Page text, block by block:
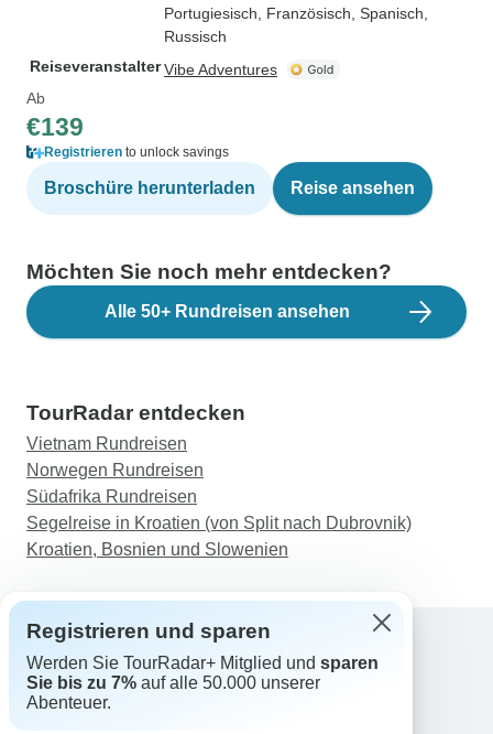
Portugiesisch, Französisch, Spanisch,
Russisch
ReiseveranstalterVibe Adventures
Ab
€139
Registrieren to unlock savings
Broschüre herunterladen Reise ansehen
Möchten Sie noch mehr entdecken?
Alle 50+ Rundreisen ansehen
TourRadar entdecken
Vietnam Rundreisen
Norwegen Rundreisen
Südafrika Rundreisen
Segelreise in Kroatien (von Split nach Dubrovnik)
Kroatien, Bosnien und Slowenien
Support
Kontakt
Registrieren und sparen
Werden Sie TourRadar+ Mitglied und sparen
Sie bis zu 7% auf alle 50.000 unserer
Abenteuer.